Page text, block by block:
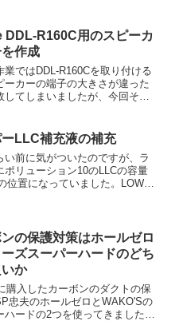
ビレットIGスイッチの取付方法
...
DDL-R160C用のスピーカ
作成
業ではDDL-R160Cを取り付ける
ーカーの端子の大きさが違った
してしまいましたが、今回その
工ペンチ付を購入定番中の定
モンの...
ーLLC補充液の補充
い前に気がついたのですが、ラ
ポリューション10のLLCの容量
位置になっていました。LOWも
HK...
の保護対策はホールゼロ
ズスーパーハードのどち
か
購入したカーボンのダクトの保
忠夫のホールゼロとWAKO'Sの
ハードの2つを使ってきました。